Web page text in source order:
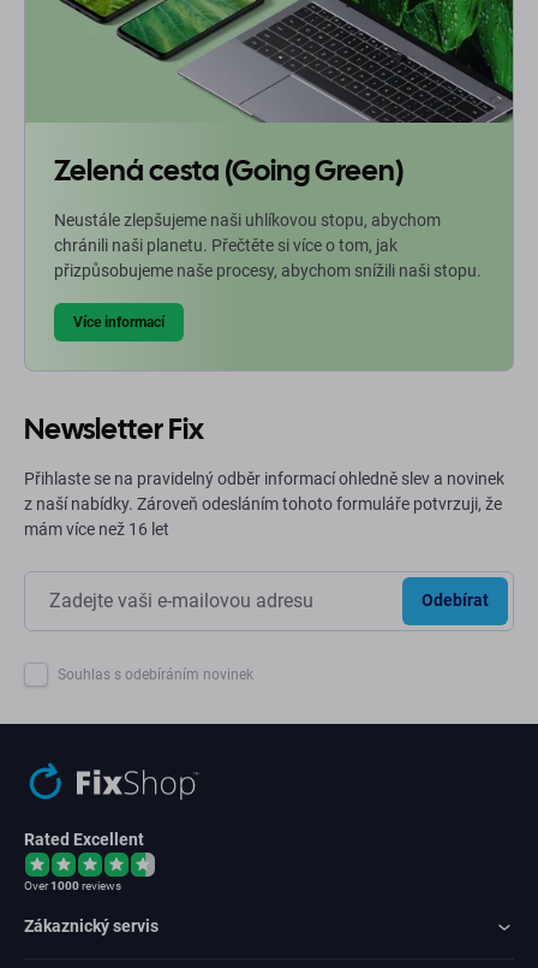
Zelená cesta (Going Green)
Neustále zlepšujeme naši uhlíkovou stopu, abychom
chránili naši planetu. Přečtěte si více o tom, jak
přizpůsobujeme naše procesy, abychom snížili naši stopu.
Více informací
Newsletter Fix
Přihlaste se na pravidelný odběr informací ohledně slev a novinek
z naší nabídky. Zároveň odesláním tohoto formuláře potvrzuji, že
mám více než 16 let
Odebírat
Souhlas s odebíráním novinek
Rated Excellent
Over1000reviews
Zákaznický servis